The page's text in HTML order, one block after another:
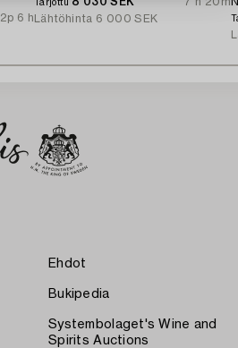
2p 6 h
Tarjottu
Lähtöhinta 6 000 SEK
Ehdot
Bukipedia
Systembolaget's Wine and
Spirits Auctions